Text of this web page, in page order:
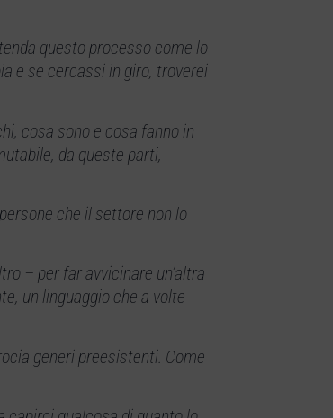
questo processo come lo
e se cercassi in giro, troverei
cosa sono e cosa fanno in
da queste parti,
che il settore non lo
– per far avvicinare un’altra
un linguaggio che a volte
generi preesistenti. Come